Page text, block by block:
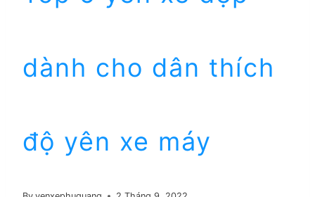
dành cho dân thích
độ yên xe máy